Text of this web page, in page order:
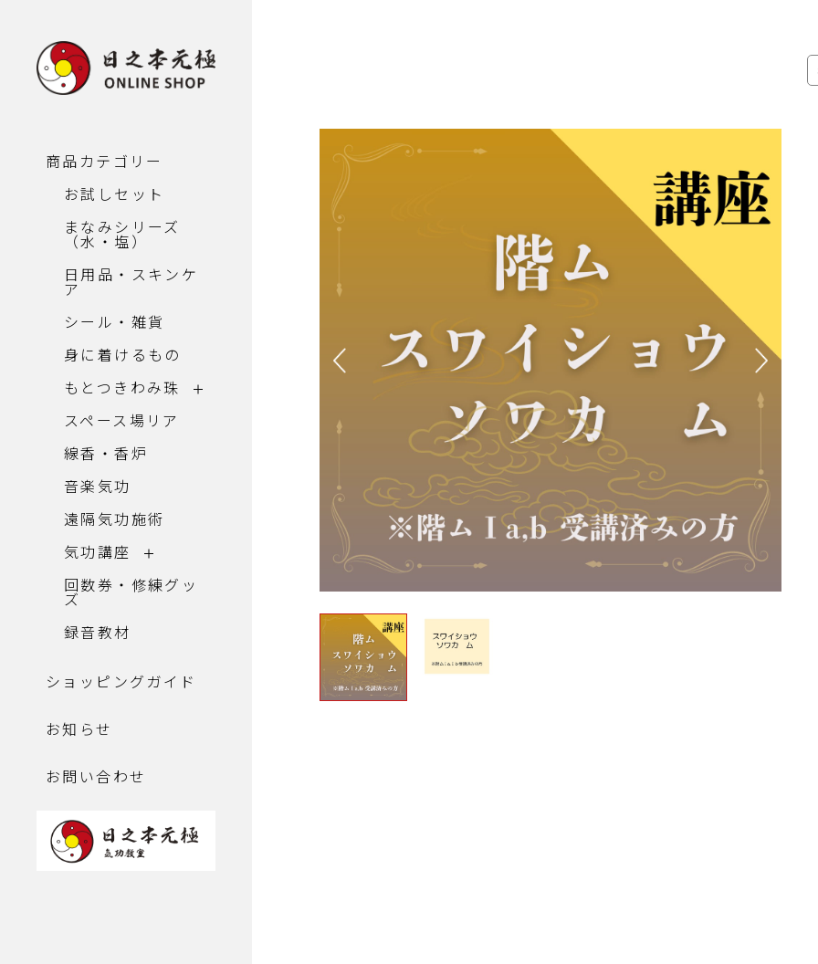
商品カテゴリー
お試しセット
まなみシリーズ
（水・塩）
日用品・スキンケ
ア
シール・雑貨
身に着けるもの
もとつきわみ珠
スペース場リア
線香・香炉
音楽気功
遠隔気功施術
気功講座
回数券・修練グッ
ズ
録音教材
ショッピングガイド
お知らせ
お問い合わせ